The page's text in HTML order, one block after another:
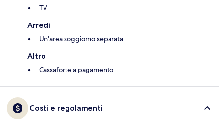
TV
Arredi
Un'area soggiorno separata
Altro
Cassaforte a pagamento
Costi e regolamenti